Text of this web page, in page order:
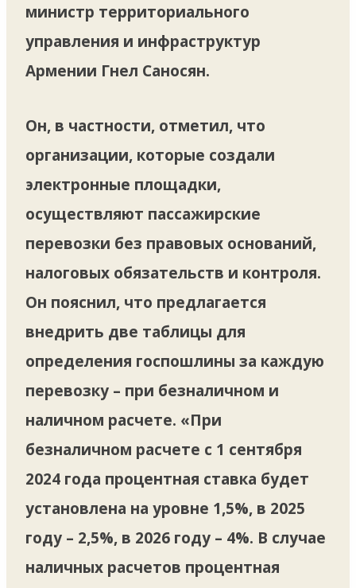
министр территориального
управления и инфраструктур
Армении Гнел Саносян.
Он, в частности, отметил, что
организации, которые создали
электронные площадки,
осуществляют пассажирские
перевозки без правовых оснований,
налоговых обязательств и контроля.
Он пояснил, что предлагается
внедрить две таблицы для
определения госпошлины за каждую
перевозку – при безналичном и
наличном расчете. «При
безналичном расчете с 1 сентября
2024 года процентная ставка будет
установлена на уровне 1,5%, в 2025
году – 2,5%, в 2026 году – 4%. В случае
наличных расчетов процентная